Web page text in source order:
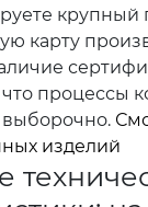
крупный
карту
процессы
выборочно.
изделий